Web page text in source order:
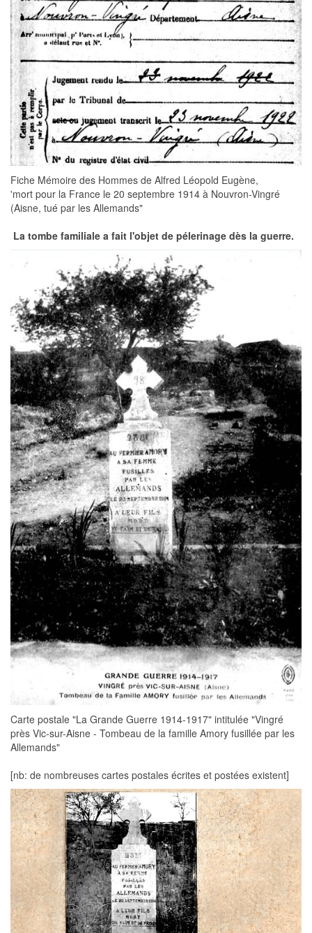
Fiche Mémoire des Hommes de Alfred Léopold Eugène,
'mort pour la France le 20 septembre 1914 à Nouvron-Vingré
(Aisne, tué par les Allemands"
La tombe familiale a fait l'objet de pélerinage dès la guerre.
Carte postale "La Grande Guerre 1914-1917" intitulée "Vingré
près Vic-sur-Aisne - Tombeau de la famille Amory fusillée par les
Allemands"
[nb: de nombreuses cartes postales écrites et postées existent]